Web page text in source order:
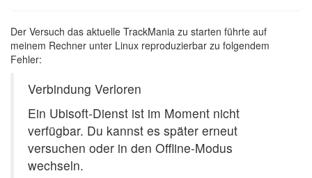
Der Versuch das aktuelle TrackMania zu starten führte auf
meinem Rechner unter Linux reproduzierbar zu folgendem
Fehler:
Verbindung Verloren
Ein Ubisoft-Dienst ist im Moment nicht
verfügbar. Du kannst es später erneut
versuchen oder in den Offline-Modus
wechseln.